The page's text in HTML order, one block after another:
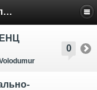
Національний еколого-натуралістичний центр
0